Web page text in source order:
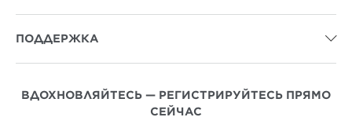
ПОДДЕРЖКА 
ВДОХНОВЛЯЙТЕСЬ — РЕГИСТРИРУЙТЕСЬ ПРЯМО
СЕЙЧАС